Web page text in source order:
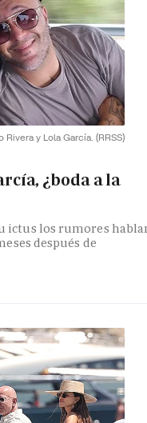
Rivera y Lola García. (RRSS)
¿boda a la
ictus los rumores
después de